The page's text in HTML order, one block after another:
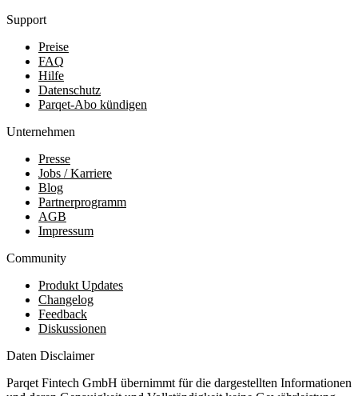
Support
Preise
FAQ
Hilfe
Datenschutz
Parqet-Abo kündigen
Unternehmen
Presse
Jobs / Karriere
Blog
Partnerprogramm
AGB
Impressum
Community
Produkt Updates
Changelog
Feedback
Diskussionen
Daten Disclaimer
Parqet Fintech GmbH übernimmt für die dargestellten Informationen